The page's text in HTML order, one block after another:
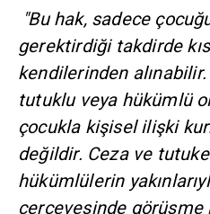
"Bu hak, sadece
gerektirdiği takdirde
kendilerinden
tutuklu veya hükümlü
çocukla kişisel ilişki
değildir. Ceza ve
hükümlülerin
çerçevesinde görüşme